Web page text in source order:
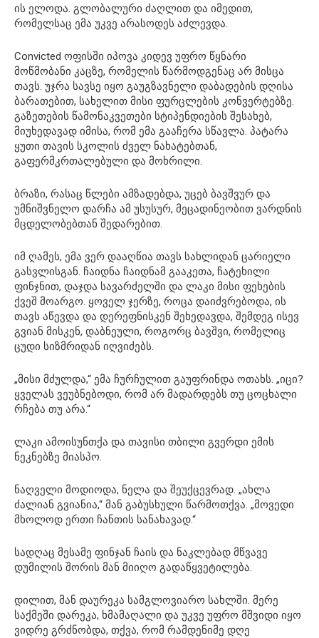
ის ელოდა. გლობალური ძაღლით და იმედით,
რომელსაც ემა უკვე არასოდეს აძლევდა.
Convicted ოფისში იპოვა კიდევ უფრო წყნარი
მოწმობანი კაცზე, რომელის წარმოდგენაც არ მისცა
თავს. უჯრა სავსე იყო გაუგზავნელი დაბადების დღისა
ბარათებით, სახელით მისი ფურცლების კონვერტებზე.
გაზეთების წამონაკვეთები სტიპენდიების შესახებ,
მიუხედავად იმისა, რომ ემა გააჩერა სწავლა. პატარა
ყუთი თავის სკოლის ძველ ნახატებთან,
გაფერმკრთალებული და მოხრილი.
ბრაზი, რასაც წლები ამზადებდა, უცებ ბავშვურ და
უმნიშვნელო დარჩა ამ უსუსურ, მეცადინეობით ვარდნის
მცდელობებთან შედარებით.
იმ ღამეს, ემა ვერ დააღწია თავს სახლიდან ცარიელი
გასვლისგან. ჩაიდნა ჩაიდნამ გააკეთა, ჩატეხილი
ფინჯნით, დაჯდა სავარძელში და ლაკი მისი ფეხების
ქვეშ მოარგო. ყოველ ჯერზე, როცა დაიძვრებოდა, ის
თავს აწევდა და დერეფნისკენ შეხედავდა, შემდეგ ისევ
გვიან მისკენ, დაბნეული, როგორც ბავშვი, რომელიც
ცუდი სიზმრიდან იღვიძებს.
„მისი მძულდა,“ ემა ჩურჩულით გაუფრინდა ოთახს. „იცი?
ყველას ვეუბნებოდი, რომ არ მადარდებს თუ ცოცხალი
რჩება თუ არა.“
ლაკი ამოისუნთქა და თავისი თბილი გვერდი ემის
ნეკნებზე მიასპო.
ნაღველი მოდიოდა, ნელა და შეუქცევრად. „ახლა
ძალიან გვიანია,“ მან გაბუსხული წარმოთქვა. „მოვედი
მხოლოდ ერთი ჩანთის სანახავად.“
სადღაც მესამე ფინჯან ჩაის და ნაკლებად მწვავე
დუმილის შორის მან მიიღო გადაწყვეტილება.
დილით, მან დაურეკა სამგლოვიარო სახლში. მერე
საქმეში დარეკა, ხმამაღალი და უკვე უფრო მშვიდი იყო
ვიდრე გრძნობდა, თქვა, რომ რამდენიმე დღე